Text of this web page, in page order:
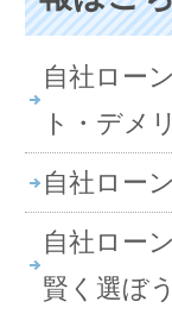
自社ロー
ト・デメ
自社ロー
自社ロー
賢く選ぼう